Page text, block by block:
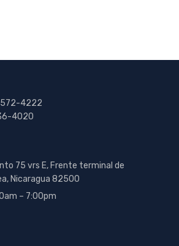
4222
4020
75 vrs E, Frente terminal de
Nicaragua 82500
– 7:00pm